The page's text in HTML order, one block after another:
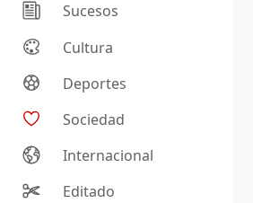
Sucesos
Cultura
Deportes
Sociedad
Internacional
Editado